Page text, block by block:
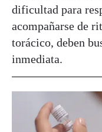
dificultad para
acompañarse de
torácico, deben
inmediata.